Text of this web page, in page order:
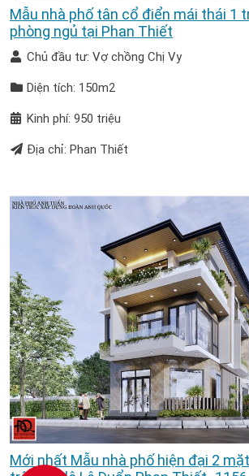
Mẫu nhà phố tân cổ điển mái thái 1
phòng ngủ tại Phan Thiết
Chủ đầu tư: Vợ chồng Chị Vy
Diện tích: 150m2
Kinh phí: 950 triệu
Địa chỉ: Phan Thiết
Mới nhất Mẫu nhà phố hiện đại 2